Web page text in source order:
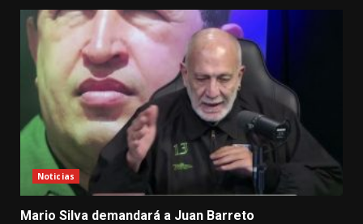
Noticias
Mario Silva demandará a Juan Barreto